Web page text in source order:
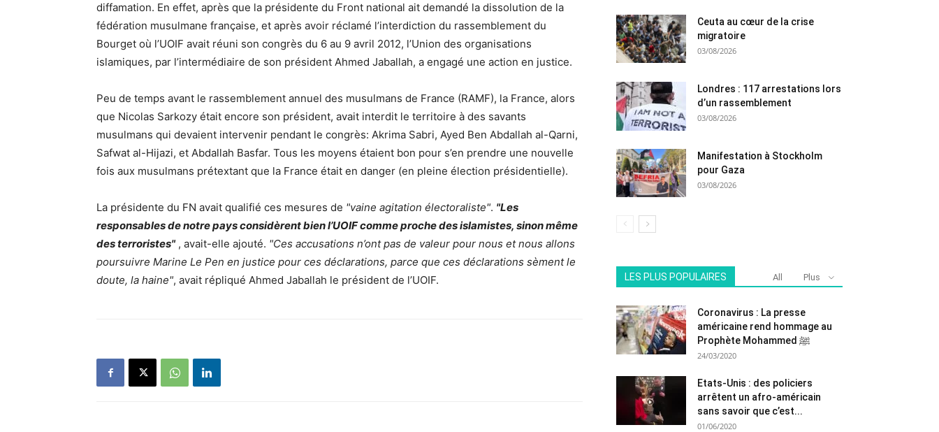
diffamation. En effet, après que la présidente du Front national ait demandé la dissolution de la
fédération musulmane française, et après avoir réclamé l’interdiction du rassemblement du
Bourget où l’UOIF avait réuni son congrès du 6 au 9 avril 2012, l’Union des organisations
islamiques, par l’intermédiaire de son président Ahmed Jaballah, a engagé une action en justice.
Peu de temps avant le rassemblement annuel des musulmans de France (RAMF), la France, alors
que Nicolas Sarkozy était encore son président, avait interdit le territoire à des savants
musulmans qui devaient intervenir pendant le congrès: Akrima Sabri, Ayed Ben Abdallah al-Qarni,
Safwat al-Hijazi, et Abdallah Basfar. Tous les moyens étaient bon pour s’en prendre une nouvelle
fois aux musulmans prétextant que la France était en danger (en pleine élection présidentielle).
La présidente du FN avait qualifié ces mesures de "vaine agitation électoraliste". "Les
responsables de notre pays considèrent bien l’UOIF comme proche des islamistes, sinon même
des terroristes" , avait-elle ajouté. "Ces accusations n’ont pas de valeur pour nous et nous allons
poursuivre Marine Le Pen en justice pour ces déclarations, parce que ces déclarations sèment le
doute, la haine", avait répliqué Ahmed Jaballah le président de l’UOIF.
Ceuta au cœur de la crise
migratoire
03/08/2026
Londres : 117 arrestations lors
d’un rassemblement
03/08/2026
Manifestation à Stockholm
pour Gaza
03/08/2026
LES PLUS POPULAIRES All Plus
Coronavirus : La presse
américaine rend hommage au
Prophète Mohammed ﷺ
24/03/2020
Etats-Unis : des policiers
arrêtent un afro-américain
sans savoir que c’est...
01/06/2020